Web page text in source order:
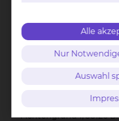
Fichtengrund 1, 38126
Alle
Nur
Auswahl